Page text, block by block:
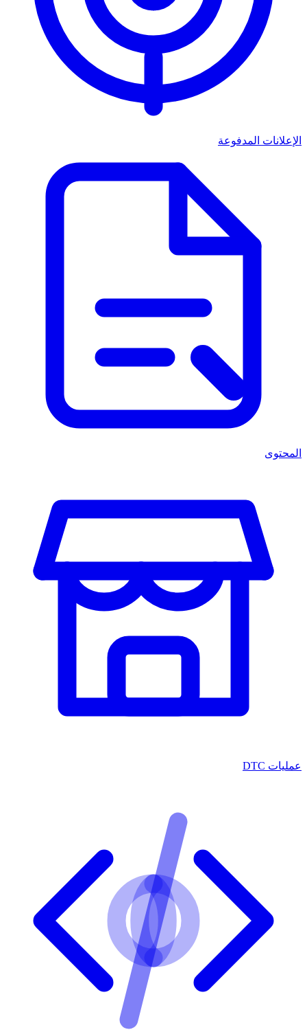
الإعلانات المدفوعة
المحتوى
عمليات DTC